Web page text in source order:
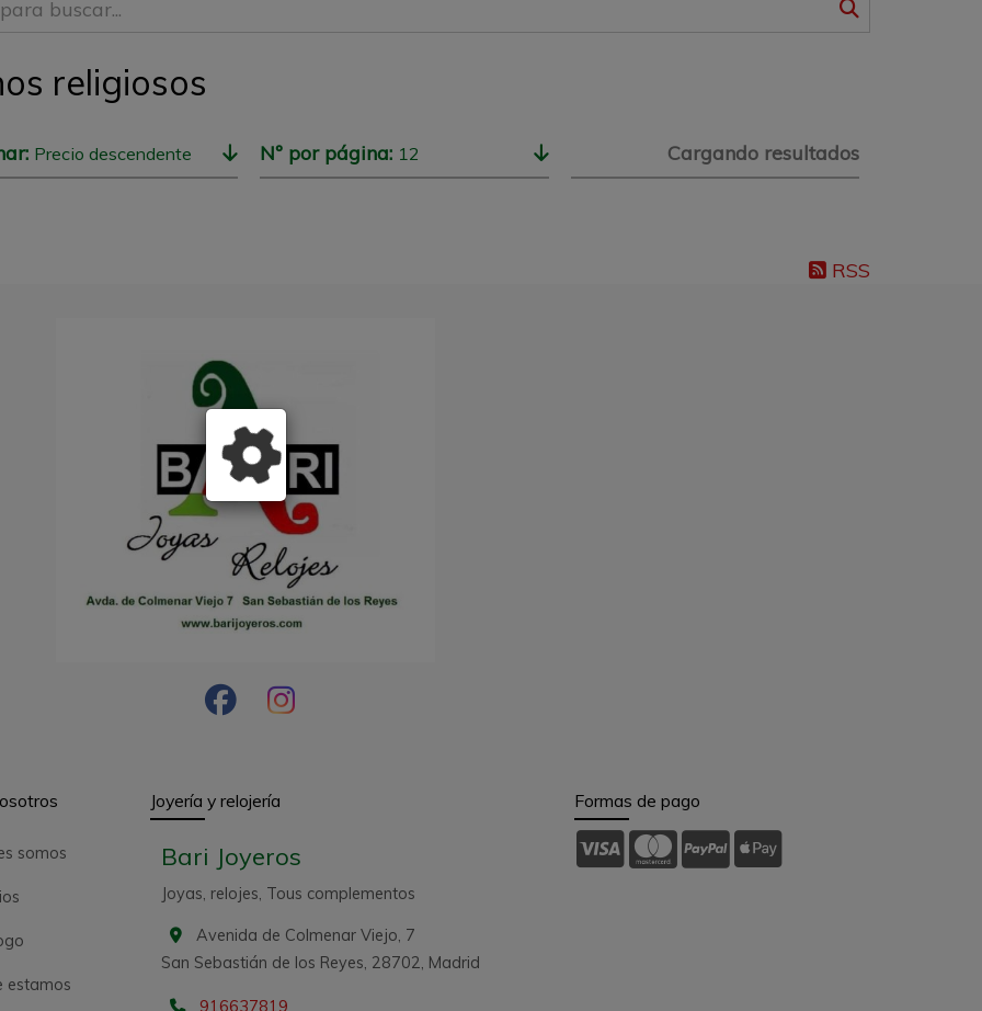
religiosos
Precio descendente Nº por página: 12 Cargando resultados
RSS
somos
estamos
Joyería y relojería
Bari Joyeros
Joyas, relojes, Tous complementos
Avenida de Colmenar Viejo, 7
San Sebastián de los Reyes, 28702, Madrid
916637819
Formas de pago